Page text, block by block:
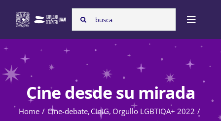
content
Search
for:
Toggle
Nosotras
Cine desde su mirada
Home Cine-debate CInIG Orgullo LGBTIQA+ 2022